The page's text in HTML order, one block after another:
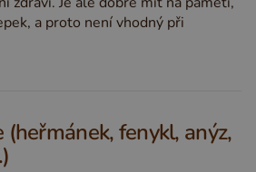
a proto není vhodný při
(heřmánek, fenykl, anýz,